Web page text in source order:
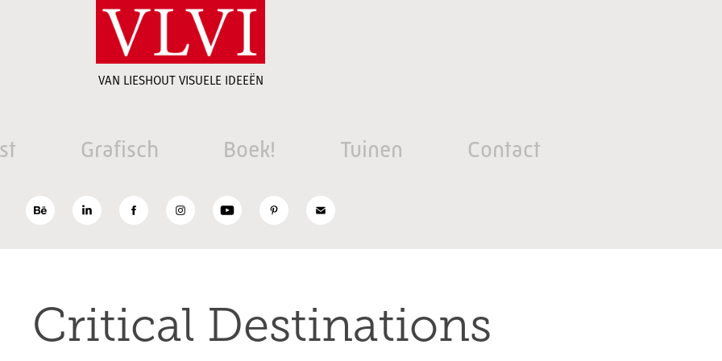
VAN LIESHOUT VISUELE IDEEËN
Grafisch Boek! Tuinen Contact
Critical Destinations